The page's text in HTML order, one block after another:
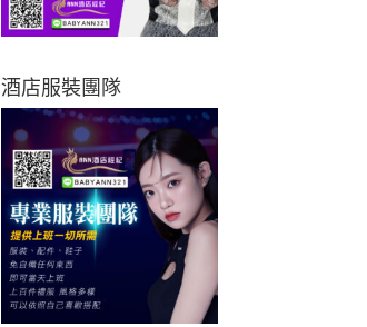
酒店服裝團隊